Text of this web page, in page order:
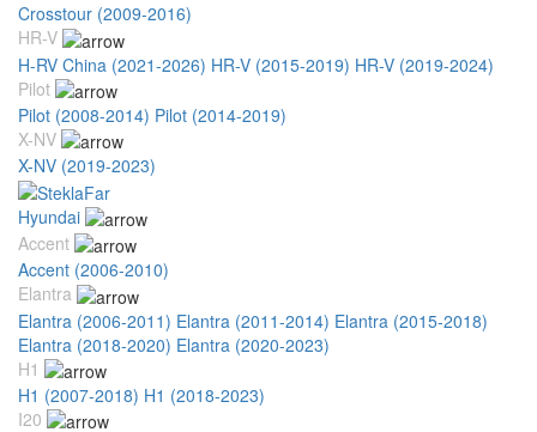
Crosstour (2009-2016)
HR-V
H-RV China (2021-2026) HR-V (2015-2019) HR-V (2019-2024)
Pilot
Pilot (2008-2014) Pilot (2014-2019)
X-NV
X-NV (2019-2023)
Hyundai
Accent
Accent (2006-2010)
Elantra
Elantra (2006-2011) Elantra (2011-2014) Elantra (2015-2018)
Elantra (2018-2020) Elantra (2020-2023)
H1
H1 (2007-2018) H1 (2018-2023)
I20